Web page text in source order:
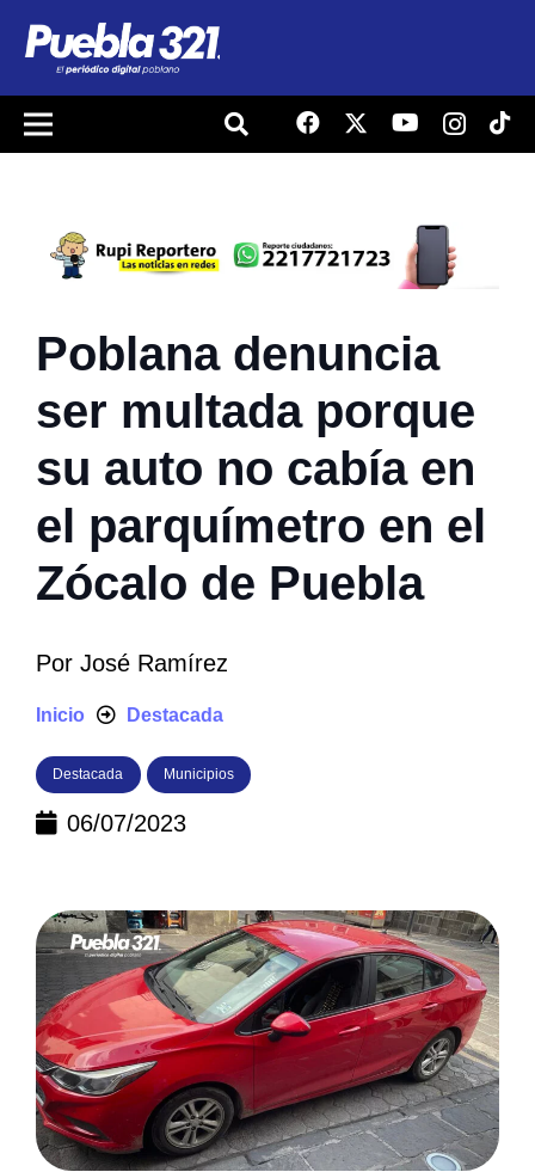
Poblana denuncia
ser multada porque
su auto no cabía en
el parquímetro en el
Zócalo de Puebla
Por José Ramírez
Inicio Destacada
Destacada Municipios
06/07/2023